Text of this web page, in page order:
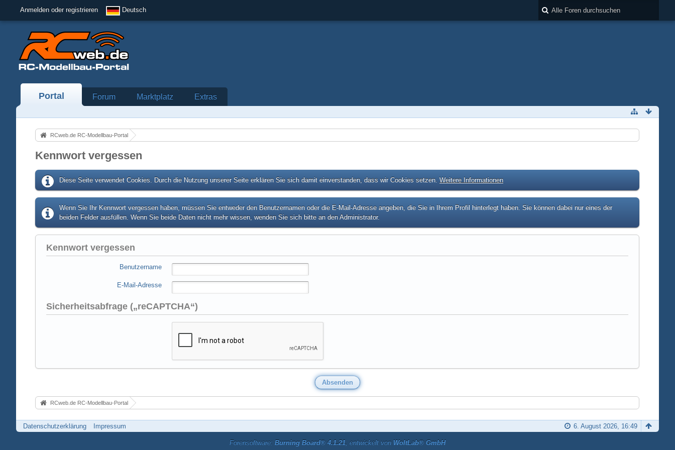
Anmelden oder registrieren Deutsch
Portal Forum Marktplatz Extras
RCweb.de RC-Modellbau-Portal
Kennwort vergessen
Diese Seite verwendet Cookies. Durch die Nutzung unserer Seite erklären Sie sich damit einverstanden, dass wir Cookies setzen. Weitere Informationen
Wenn Sie Ihr Kennwort vergessen haben, müssen Sie entweder den Benutzernamen oder die E-Mail-Adresse angeben, die Sie in Ihrem Profil hinterlegt haben. Sie können dabei nur eines der
beiden Felder ausfüllen. Wenn Sie beide Daten nicht mehr wissen, wenden Sie sich bitte an den Administrator.
Kennwort vergessen
Benutzername
E-Mail-Adresse
Sicherheitsabfrage („reCAPTCHA“)
RCweb.de RC-Modellbau-Portal
Datenschutzerklärung Impressum 6. August 2026, 16:49
Forensoftware: Burning Board® 4.1.21, entwickelt von WoltLab® GmbH